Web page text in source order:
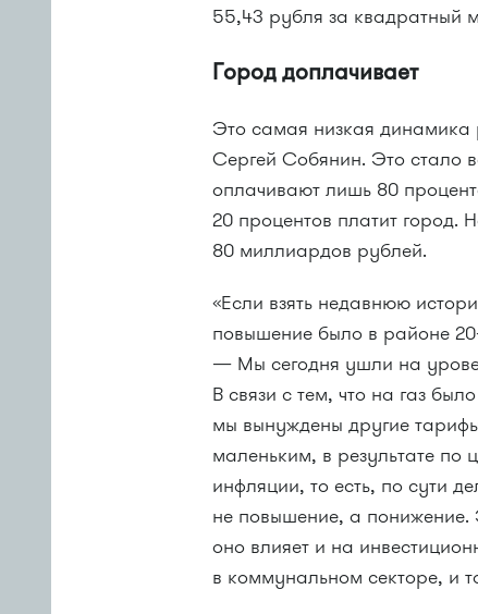
55,43 рубля за квадратный
Город доплачивает
Это самая низкая динамика
Сергей Собянин. Это стало
оплачивают лишь 80
20 процентов платит город.
80 миллиардов рублей.
«Если взять недавнюю
повышение было в районе
— Мы сегодня ушли на
В связи с тем, что на газ
мы вынуждены другие
маленьким, в результате
инфляции, то есть, по сути
не повышение, а понижение.
оно влияет и на
в коммунальном секторе, и